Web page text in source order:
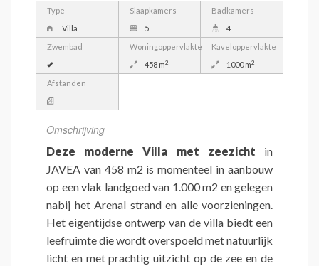
Type
Villa
Slaapkamers
5
Badkamers
4
Zwembad
Woningoppervlakte
458 m2
Kaveloppervlakte
1000 m2
Afstanden
Omschrijving
Deze moderne Villa met zeezicht in
JAVEA van 458 m2 is momenteel in aanbouw
op een vlak landgoed van 1.000 m2 en gelegen
nabij het Arenal strand en alle voorzieningen.
Het eigentijdse ontwerp van de villa biedt een
leefruimte die wordt overspoeld met natuurlijk
licht en met prachtig uitzicht op de zee en de